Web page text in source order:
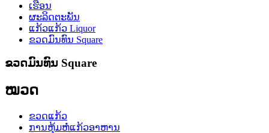
ເຮືອນ
ຜະລິດຕະພັນ
ແກ້ວແກ້ວ Liquor
ຂວດມົນທົນ Square
ຂວດມົນທົນ Square
ໝວດ
ຂວດແກ້ວ
ການຫຸ້ມຫໍ່ແກ້ວອາຫານ